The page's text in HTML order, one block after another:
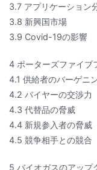
3.7 アプリケーション
3.8 新興国市場
3.9 Covid-19の影響
4 ポーターズファイブ
4.1 供給者のバーゲニ
4.2 バイヤーの交渉力
4.3 代替品の脅威
4.4 新規参入者の脅威
4.5 競争相手との競合
5 バイオガスのアップ